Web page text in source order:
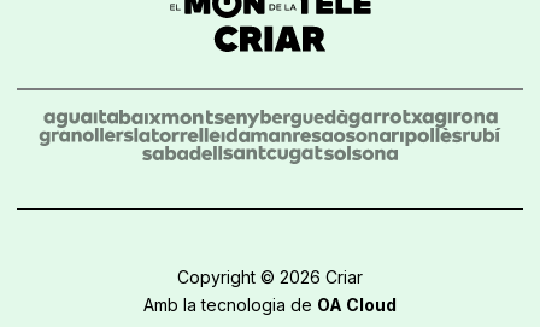
Copyright © 2026 Criar
Amb la tecnologia de OA Cloud